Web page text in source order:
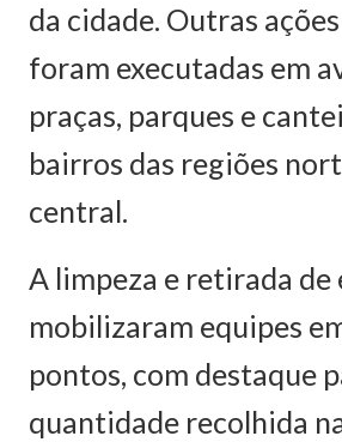
da cidade. Outras
foram executadas em
praças, parques e
bairros das regiões
central.
A limpeza e retirada de
mobilizaram equipes
pontos, com destaque
quantidade recolhida